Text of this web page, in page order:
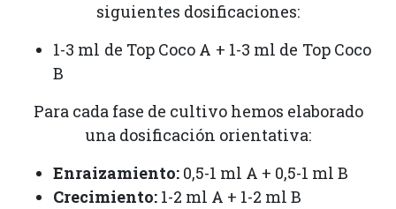
siguientes dosificaciones:
1-3 ml de Top Coco A + 1-3 ml de Top Coco
B
Para cada fase de cultivo hemos elaborado
una dosificación orientativa:
Enraizamiento: 0,5-1 ml A + 0,5-1 ml B
Crecimiento: 1-2 ml A + 1-2 ml B